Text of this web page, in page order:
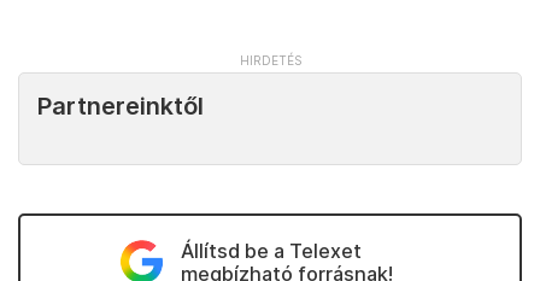
Partnereinktől
Állítsd be a Telexet
megbízható forrásnak!